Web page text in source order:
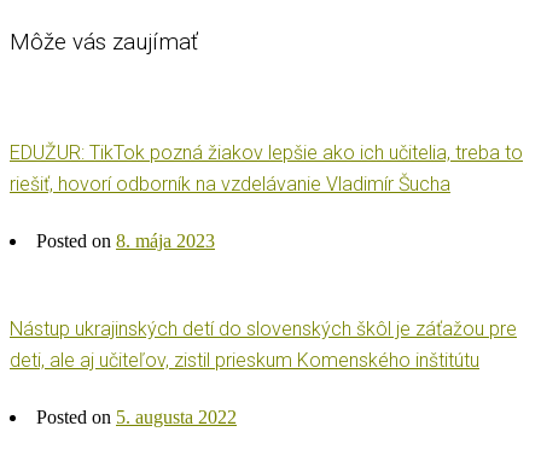
Môže vás zaujímať
EDUŽUR: TikTok pozná žiakov lepšie ako ich učitelia, treba to
riešiť, hovorí odborník na vzdelávanie Vladimír Šucha
Posted on 8. mája 2023
Nástup ukrajinských detí do slovenských škôl je záťažou pre
deti, ale aj učiteľov, zistil prieskum Komenského inštitútu
Posted on 5. augusta 2022